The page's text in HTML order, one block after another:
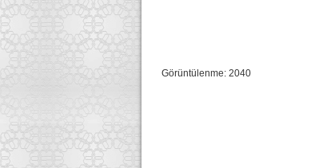
Görüntülenme: 2040